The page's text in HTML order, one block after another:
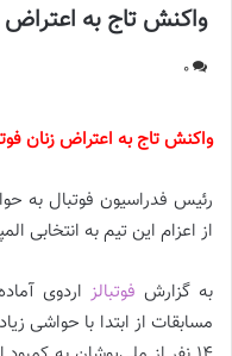
واکنش تاج به اعتراض
0
واکنش تاج به اعتراض زنان
رئیس فدراسیون فوتبال به
از اعزام این تیم به انتخابی المپیک ۲۰۲۴ واکنش
به گزارش فوتبالز اردوی
مسابقات از ابتدا با حواشی